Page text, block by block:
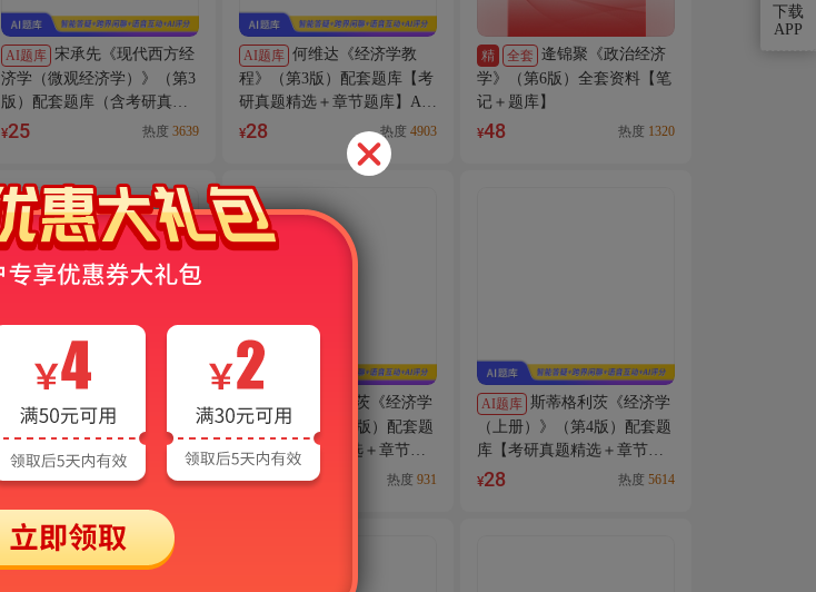
AI题库 宋承先《现代西方经
济学（微观经济学）》（第3
版）配套题库（含考研真
题）AI讲解
¥25 热度 3639
AI题库 何维达《经济学教
程》（第3版）配套题库【考
研真题精选＋章节题库】AI
讲解
¥28 热度 4903
精 全套 逄锦聚《政治经济
学》（第6版）全套资料【笔
记＋题库】
¥48 热度 1320
AI题库
（中级教程）》（第2版）配
套题库【考研真题精选＋章
节题库】AI讲解
¥28 热度 2204
斯蒂格利茨《经济学
（下册）》（第4版）配套题
库【考研真题精选＋章节题
库】AI讲解
¥26 热度 931
AI题库 斯蒂格利茨《经济学
（上册）》（第4版）配套题
库【考研真题精选＋章节题
库】AI讲解
¥28 热度 5614
下载
APP